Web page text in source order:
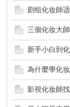
剧组化妆師
三個化妆大
新手小白到
為什麼學化
影視化妆師